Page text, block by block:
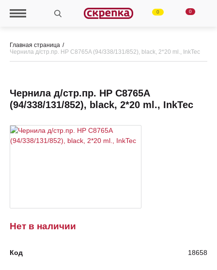
0 0
Главная страница
Чернила д/стр.пр. HP C8765A (94/338/131/852), black, 2*20 ml., InkTec
Нет в наличии
Чернила д/стр.пр. HP C8765A
(94/338/131/852), black, 2*20 ml., InkTec
Код 18658